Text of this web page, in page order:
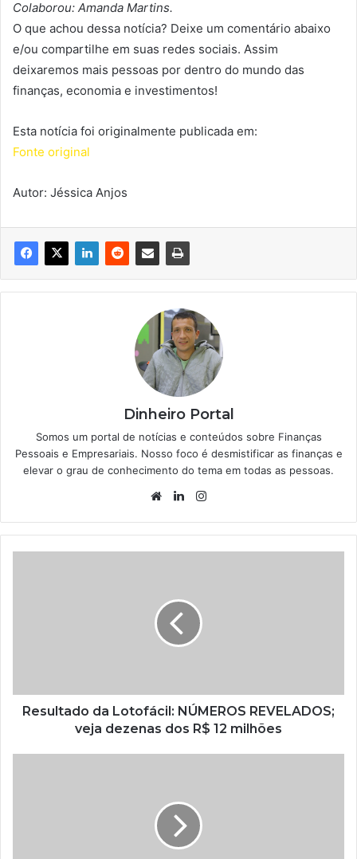
Colaborou: Amanda Martins.
O que achou dessa notícia? Deixe um comentário abaixo
e/ou compartilhe em suas redes sociais. Assim
deixaremos mais pessoas por dentro do mundo das
finanças, economia e investimentos!
Esta notícia foi originalmente publicada em:
Fonte original
Autor: Jéssica Anjos
Dinheiro Portal
Somos um portal de notícias e conteúdos sobre Finanças
Pessoais e Empresariais. Nosso foco é desmistificar as finanças e
elevar o grau de conhecimento do tema em todas as pessoas.
WebsiteLinkedin
Resultado da Lotofácil: NÚMEROS REVELADOS;
veja dezenas dos R$ 12 milhões